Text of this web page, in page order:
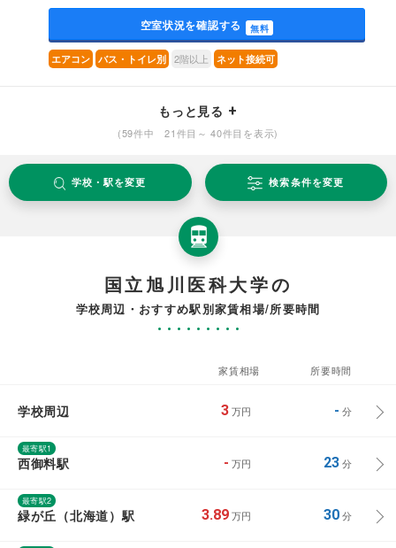
空室状況を確認する 無料
エアコン バス・トイレ別 2階以上 ネット接続可
もっと見る
(59件中 21件目～ 40件目を表示)
学校・駅を変更 検索条件を変更
国立旭川医科大学の
学校周辺・おすすめ駅別家賃相場/所要時間
家賃相場 所要時間
学校周辺 3 万円 - 分
最寄駅1
西御料駅 - 万円 23分
最寄駅2
緑が丘（北海道）駅 3.89 万円 30分